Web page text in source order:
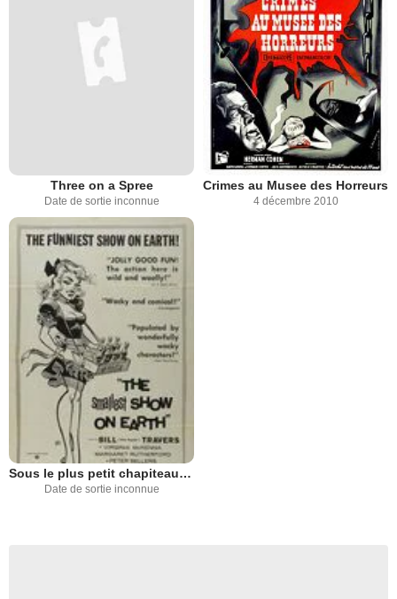
Three on a Spree
Date de sortie inconnue
Crimes au Musee des Horreurs
4 décembre 2010
Sous le plus petit chapiteau du monde
Date de sortie inconnue